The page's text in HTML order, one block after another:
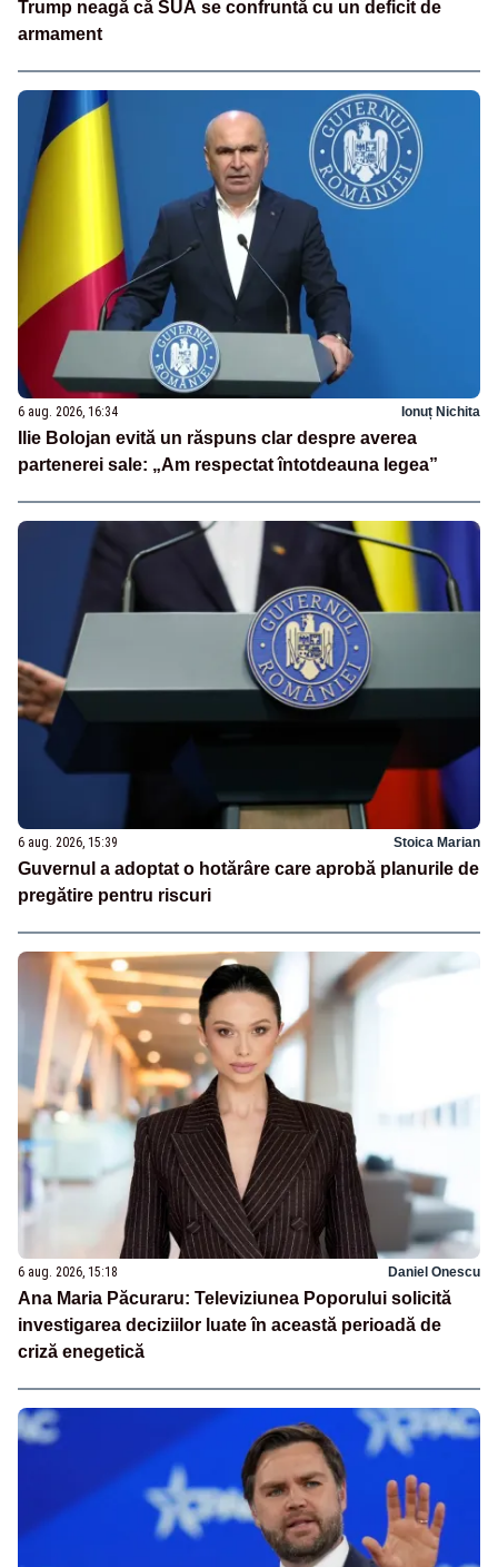
Trump neagă că SUA se confruntă cu un deficit de
armament
6 aug. 2026, 16:34 Ionuț Nichita
Ilie Bolojan evită un răspuns clar despre averea
partenerei sale: „Am respectat întotdeauna legea”
6 aug. 2026, 15:39 Stoica Marian
Guvernul a adoptat o hotărâre care aprobă planurile de
pregătire pentru riscuri
6 aug. 2026, 15:18 Daniel Onescu
Ana Maria Păcuraru: Televiziunea Poporului solicită
investigarea deciziilor luate în această perioadă de
criză enegetică